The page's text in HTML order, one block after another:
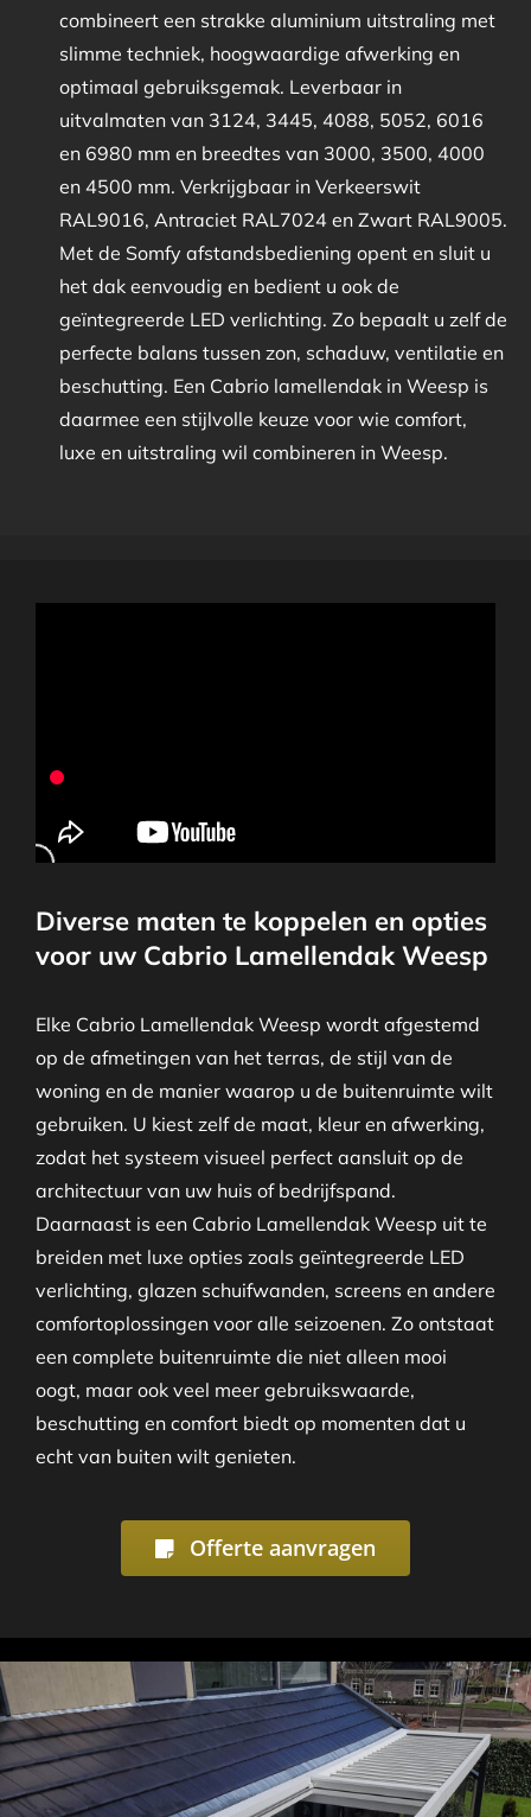
combineert een strakke aluminium uitstraling met
slimme techniek, hoogwaardige afwerking en
optimaal gebruiksgemak. Leverbaar in
uitvalmaten van 3124, 3445, 4088, 5052, 6016
en 6980 mm en breedtes van 3000, 3500, 4000
en 4500 mm. Verkrijgbaar in Verkeerswit
RAL9016, Antraciet RAL7024 en Zwart RAL9005.
Met de Somfy afstandsbediening opent en sluit u
het dak eenvoudig en bedient u ook de
geïntegreerde LED verlichting. Zo bepaalt u zelf de
perfecte balans tussen zon, schaduw, ventilatie en
beschutting. Een Cabrio lamellendak in Weesp is
daarmee een stijlvolle keuze voor wie comfort,
luxe en uitstraling wil combineren in Weesp.
Diverse maten te koppelen en opties
voor uw Cabrio Lamellendak Weesp
Elke Cabrio Lamellendak Weesp wordt afgestemd
op de afmetingen van het terras, de stijl van de
woning en de manier waarop u de buitenruimte wilt
gebruiken. U kiest zelf de maat, kleur en afwerking,
zodat het systeem visueel perfect aansluit op de
architectuur van uw huis of bedrijfspand.
Daarnaast is een Cabrio Lamellendak Weesp uit te
breiden met luxe opties zoals geïntegreerde LED
verlichting, glazen schuifwanden, screens en andere
comfortoplossingen voor alle seizoenen. Zo ontstaat
een complete buitenruimte die niet alleen mooi
oogt, maar ook veel meer gebruikswaarde,
beschutting en comfort biedt op momenten dat u
echt van buiten wilt genieten.
Offerte aanvragen